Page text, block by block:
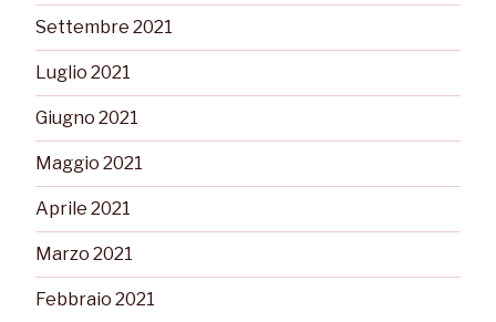
Settembre 2021
Luglio 2021
Giugno 2021
Maggio 2021
Aprile 2021
Marzo 2021
Febbraio 2021